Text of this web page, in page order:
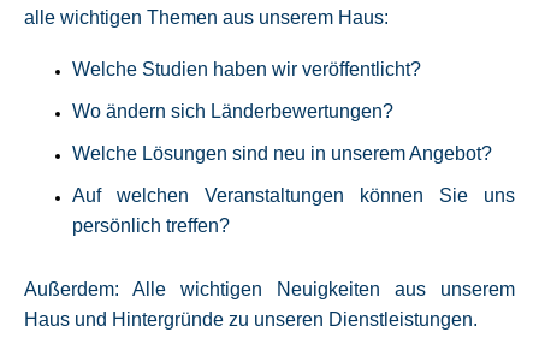
alle wichtigen Themen aus unserem Haus:
Welche Studien haben wir veröffentlicht?
Wo ändern sich Länderbewertungen?
Welche Lösungen sind neu in unserem Angebot?
Auf welchen Veranstaltungen können Sie uns
persönlich treffen?
Außerdem: Alle wichtigen Neuigkeiten aus unserem
Haus und Hintergründe zu unseren Dienstleistungen.